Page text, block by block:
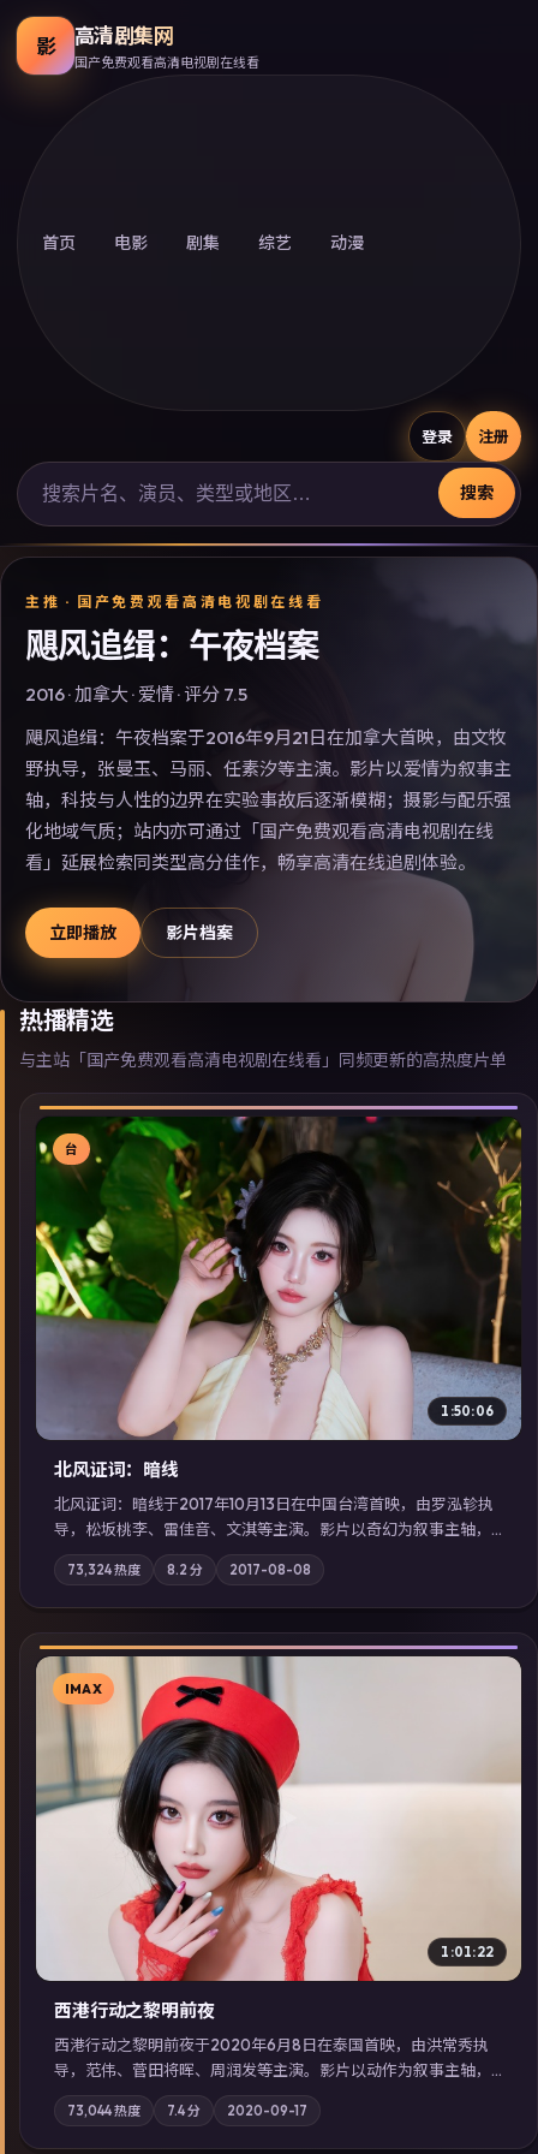
影 高清剧集网
国产免费观看高清电视剧在线看
首页 电影 剧集 综艺 动漫
登录 注册
搜索
主推 · 国产免费观看高清电视剧在线看
飓风追缉：午夜档案
2016·加拿大 · 爱情· 评分 7.5
飓风追缉：午夜档案于2016年9月21日在加拿大首映，由文牧
野执导，张曼玉、马丽、任素汐等主演。影片以爱情为叙事主
轴，科技与人性的边界在实验事故后逐渐模糊；摄影与配乐强
化地域气质；站内亦可通过「国产免费观看高清电视剧在线
看」延展检索同类型高分佳作，畅享高清在线追剧体验。
立即播放 影片档案
热播精选
与主站「国产免费观看高清电视剧在线看」同频更新的高热度片单
▶
台
1:50:06
北风证词：暗线
北风证词：暗线于2017年10月13日在中国台湾首映，由罗泓轸执
导，松坂桃李、雷佳音、文淇等主演。影片以奇幻为叙事主轴，
旧案重提，真相与谎言在同一条时间线上交锋；摄影与配乐强化
地域气质；站内亦可通过「国产免费观看高清电视剧在线看」延
展检索同类型高分佳作，畅享高清在线追剧体验。
73,324热度 8.2 分 2017-08-08
▶
IMAX
1:01:22
西港行动之黎明前夜
西港行动之黎明前夜于2020年6月8日在泰国首映，由洪常秀执
导，范伟、菅田将晖、周润发等主演。影片以动作为叙事主轴，
亲情与职责必须在倒计时结束前做出抉择；摄影与配乐强化地域
气质；站内亦可通过「国产免费观看高清电视剧在线看」延展检
索同类型高分佳作，畅享高清在线追剧体验。
73,044热度 7.4分 2020-09-17